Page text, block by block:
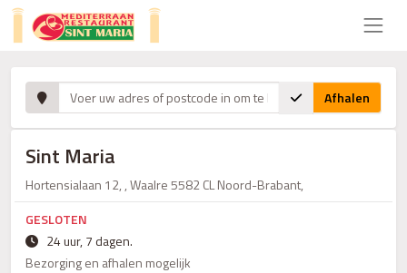
Afhalen
Sint Maria
Hortensialaan 12, , Waalre 5582 CL Noord-Brabant,
GESLOTEN
24 uur, 7 dagen.
Bezorging en afhalen mogelijk